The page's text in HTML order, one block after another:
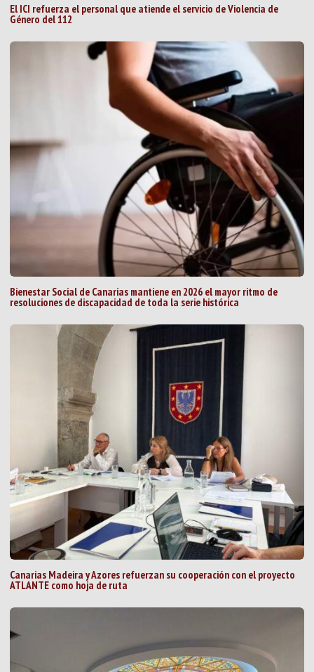
El ICI refuerza el personal que atiende el servicio de Violencia de
Género del 112
Bienestar Social de Canarias mantiene en 2026 el mayor ritmo de
resoluciones de discapacidad de toda la serie histórica
Canarias Madeira y Azores refuerzan su cooperación con el proyecto
ATLANTE como hoja de ruta